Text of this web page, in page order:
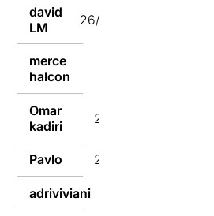
david
LM
26/10/2024
merce
halcon
Omar
kadiri
25/10/2024
Pavlo 25/10/2024
adriviviani